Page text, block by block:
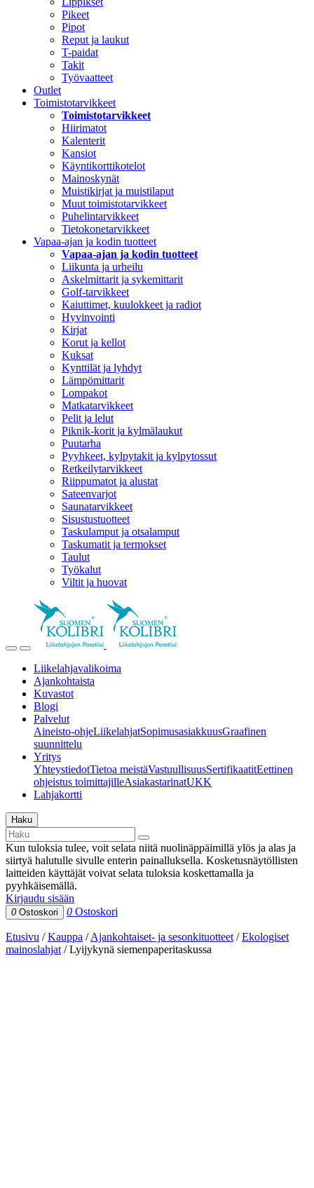
Pikeet
Pipot
Reput ja laukut
T-paidat
Takit
Työvaatteet
Outlet
Toimistotarvikkeet
Toimistotarvikkeet
Hiirimatot
Kalenterit
Kansiot
Käyntikorttikotelot
Mainoskynät
Muistikirjat ja muistilaput
Muut toimistotarvikkeet
Puhelintarvikkeet
Tietokonetarvikkeet
Vapaa-ajan ja kodin tuotteet
Vapaa-ajan ja kodin tuotteet
Liikunta ja urheilu
Askelmittarit ja sykemittarit
Golf-tarvikkeet
Kaiuttimet, kuulokkeet ja radiot
Hyvinvointi
Kirjat
Korut ja kellot
Kuksat
Kynttilät ja lyhdyt
Lämpömittarit
Lompakot
Matkatarvikkeet
Pelit ja lelut
Piknik-korit ja kylmälaukut
Puutarha
Pyyhkeet, kylpytakit ja kylpytossut
Retkeilytarvikkeet
Riippumatot ja alustat
Sateenvarjot
Saunatarvikkeet
Sisustustuotteet
Taskulamput ja otsalamput
Taskumatit ja termokset
Taulut
Työkalut
Viltit ja huovat
Liikelahjavalikoima
Ajankohtaista
Kuvastot
Blogi
Palvelut
Aineisto-ohjeLiikelahjatSopimusasiakkuusGraafinen
suunnittelu
Yritys
YhteystiedotTietoa meistäVastuullisuusSertifikaatitEettinen
ohjeistus toimittajilleAsiakastarinatUKK
Lahjakortti
Haku
Kun tuloksia tulee, voit selata niitä nuolinäppäimillä ylös ja alas ja
siirtyä halutulle sivulle enterin painalluksella. Kosketusnäytöllisten
laitteiden käyttäjät voivat selata tuloksia koskettamalla ja
pyyhkäisemällä.
Kirjaudu sisään
0 Ostoskori 0 Ostoskori
Etusivu /Kauppa /Ajankohtaiset- ja sesonkituotteet /Ekologiset
mainoslahjat /Lyijykynä siemenpaperitaskussa